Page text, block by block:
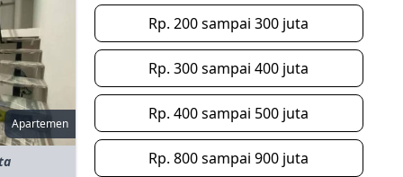
Apartemen
Rp. 200 sampai 300 juta
Rp. 300 sampai 400 juta
Rp. 400 sampai 500 juta
Rp. 800 sampai 900 juta